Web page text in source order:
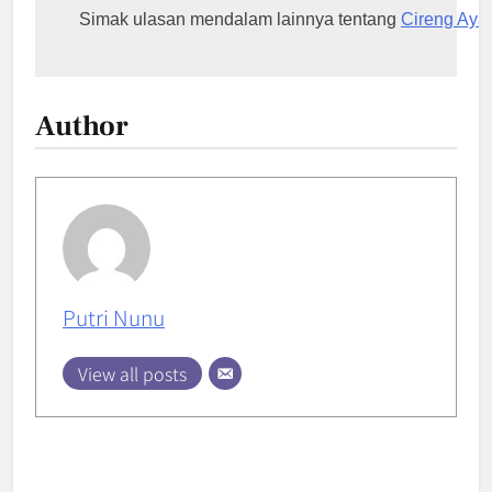
Simak ulasan mendalam lainnya tentang Cireng
Author
Putri Nunu
View all posts